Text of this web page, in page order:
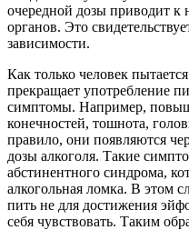
очередной дозы приводит к
органов. Это
зависимости.
Как только человек
прекращает употребление
симптомы. Например,
конечностей, тошнота,
правило, они появляются
дозы алкоголя. Такие
абстинентного синдрома,
алкогольная ломка. В этом
пить не для достижения
себя чувствовать. Таким